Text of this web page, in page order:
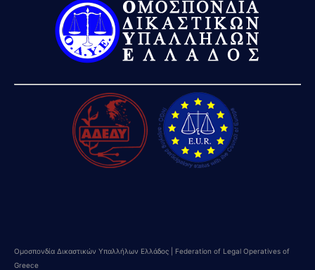
Ομοσπονδία Δικαστικών Υπαλλήλων Ελλάδος | Federation of Legal Operatives of
Greece